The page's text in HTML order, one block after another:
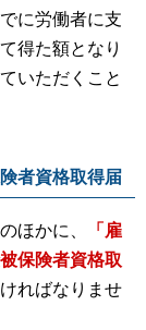
に労働者に支
得た額となり
いただくこと
者資格取得届
ほかに、
「雇
保険者資格取
ればなりませ